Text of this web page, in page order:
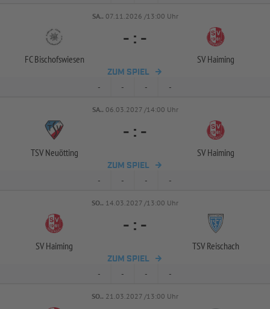
SA.. 07.11.2026 /13:00 Uhr
FC Bischofswiesen
- : -
SV Haiming
ZUM SPIEL
- - - -
SA.. 06.03.2027 /14:00 Uhr
TSV Neuötting
- : -
SV Haiming
ZUM SPIEL
- - - -
SO.. 14.03.2027 /13:00 Uhr
SV Haiming
- : -
TSV Reischach
ZUM SPIEL
- - - -
SO.. 21.03.2027 /13:00 Uhr